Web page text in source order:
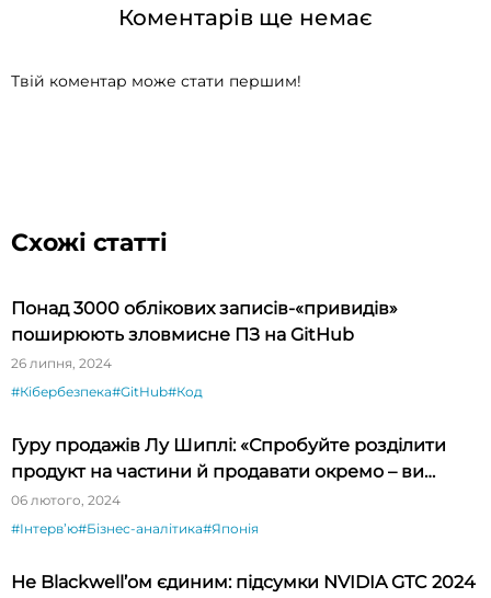
Коментарів ще немає
Твій коментар може стати першим!
Схожі статті
Понад 3000 облікових записів-«привидів»
поширюють зловмисне ПЗ на GitHub
26 липня, 2024
#Кібербезпека#GitHub#Код
Гуру продажів Лу Шиплі: «Спробуйте розділити
продукт на частини й продавати окремо – ви
будете вражені»
06 лютого, 2024
#Інтервʼю#Бізнес-аналітика#Японія
Не Blackwell’ом єдиним: підсумки NVIDIA GTC 2024